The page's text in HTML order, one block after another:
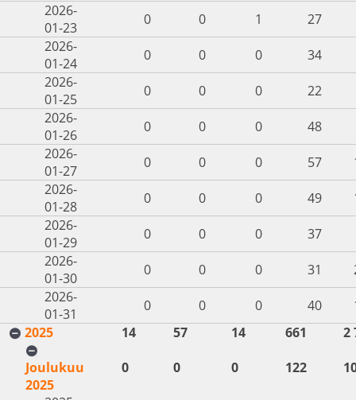
2026-
01-23
0 0 1
27
2026-
01-24
0 0 0
34
2026-
01-25
0 0 0
22
2026-
01-26
0 0 0
48
2026-
01-27
0 0 0 57
2026-
01-28
0 0 0 49
2026-
01-29
0 0 0
37
2026-
01-30
0 0 0 31
2026-
01-31
0 0 0 40
2025
14 57 14 661
2
Joulukuu
2025
0 0 0 122